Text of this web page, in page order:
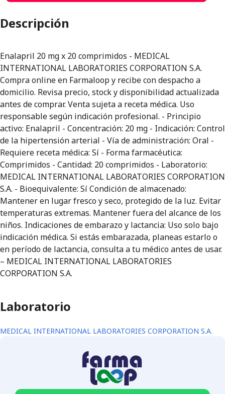
Descripción
Enalapril 20 mg x 20 comprimidos - MEDICAL
INTERNATIONAL LABORATORIES CORPORATION S.A.
Compra online en Farmaloop y recibe con despacho a
domicilio. Revisa precio, stock y disponibilidad actualizada
antes de comprar. Venta sujeta a receta médica. Uso
responsable según indicación profesional. - Principio
activo: Enalapril - Concentración: 20 mg - Indicación: Control
de la hipertensión arterial - Vía de administración: Oral -
Requiere receta médica: Sí - Forma farmacéutica:
Comprimidos - Cantidad: 20 comprimidos - Laboratorio:
MEDICAL INTERNATIONAL LABORATORIES CORPORATION
S.A. - Bioequivalente: Sí Condición de almacenado:
Mantener en lugar fresco y seco, protegido de la luz. Evitar
temperaturas extremas. Mantener fuera del alcance de los
niños. Indicaciones de embarazo y lactancia: Uso solo bajo
indicación médica. Si estás embarazada, planeas estarlo o
en período de lactancia, consulta a tu médico antes de usar.
– MEDICAL INTERNATIONAL LABORATORIES
CORPORATION S.A.
Laboratorio
MEDICAL INTERNATIONAL LABORATORIES CORPORATION S.A.